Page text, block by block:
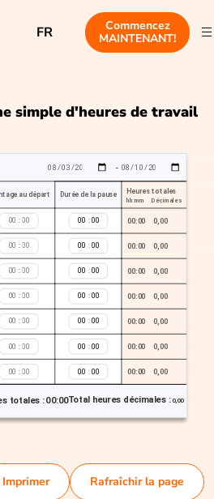
FR
Commencez
MAINTENANT!
simple d'heures de travail
-
au départ Durée de la pause Heures totales
hh:mm Décimales
: : 00:00 0,00
: : 00:00 0,00
: : 00:00 0,00
: : 00:00 0,00
: : 00:00 0,00
: : 00:00 0,00
: : 00:00 0,00
totales :00:00Total heures décimales :0,00
Imprimer Rafraîchir la page